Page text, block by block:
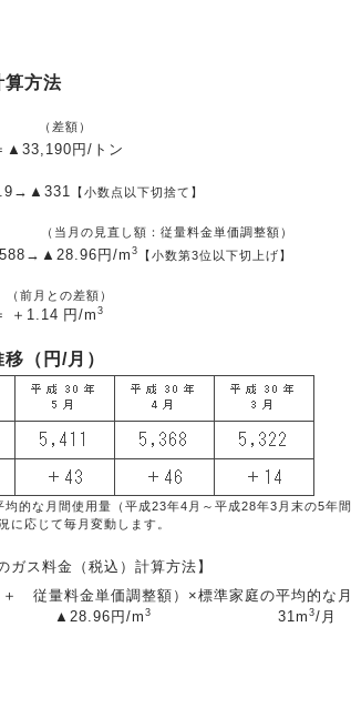
算方法
（差額）
▲33,190 円/トン
【小数点以下切捨て】
（当月の見直し額：従量料金単価調整額）
→ ▲28.96 円/m 3 【小数第3位以下切上げ】
（前月との差額）
＋1.14 円/m 3
（円/月）
均的な月間使用量（平成23年4月～平成28年3月末の5年
に応じて毎月変動します。
ガス料金（税込）計算方法】
＋ 従量料金単価調整額） ×標準家庭の平均的な
▲28.96円/m 3 31m 3/月